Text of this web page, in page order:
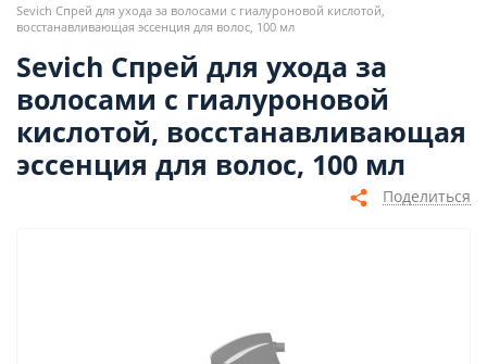
Sevich Спрей для ухода за волосами с гиалуроновой кислотой,
восстанавливающая эссенция для волос, 100 мл
Sevich Спрей для ухода за
волосами с гиалуроновой
кислотой, восстанавливающая
эссенция для волос, 100 мл
Поделиться